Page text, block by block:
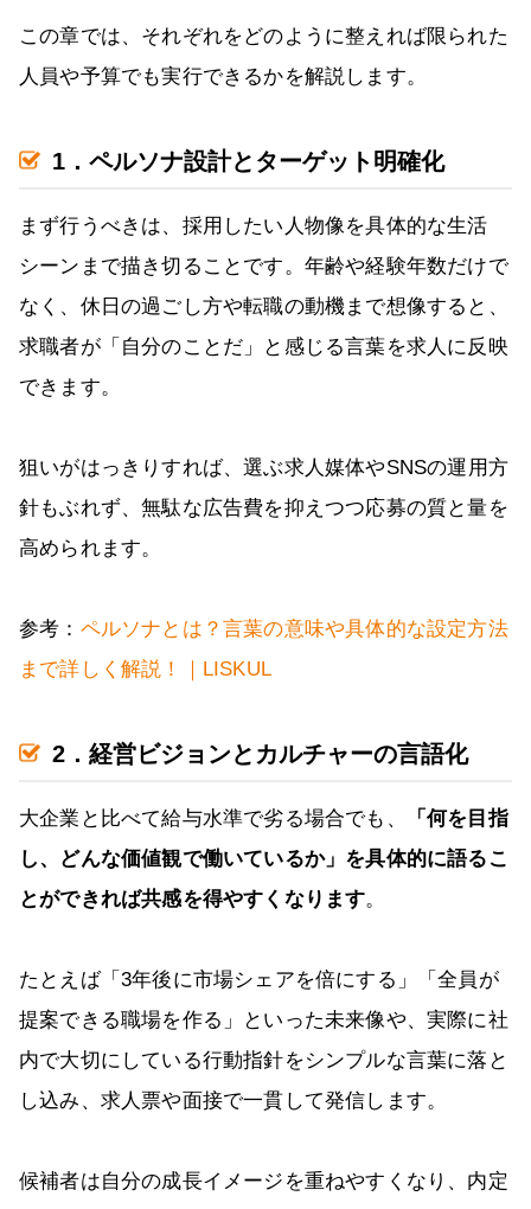
この章では、それぞれをどのように整えれば限られた
人員や予算でも実行できるかを解説します。
1．ペルソナ設計とターゲット明確化
まず行うべきは、採用したい人物像を具体的な生活
シーンまで描き切ることです。年齢や経験年数だけで
なく、休日の過ごし方や転職の動機まで想像すると、
求職者が「自分のことだ」と感じる言葉を求人に反映
できます。
狙いがはっきりすれば、選ぶ求人媒体やSNSの運用方
針もぶれず、無駄な広告費を抑えつつ応募の質と量を
高められます。
参考： ペルソナとは？言葉の意味や具体的な設定方法
まで詳しく解説！｜LISKUL
2．経営ビジョンとカルチャーの言語化
大企業と比べて給与水準で劣る場合でも、
「何を目指
し、どんな価値観で働いているか」を具体的に語るこ
とができれば共感を得やすくなります。
たとえば「3年後に市場シェアを倍にする」「全員が
提案できる職場を作る」といった未来像や、実際に社
内で大切にしている行動指針をシンプルな言葉に落と
し込み、求人票や面接で一貫して発信します。
候補者は自分の成長イメージを重ねやすくなり、内定